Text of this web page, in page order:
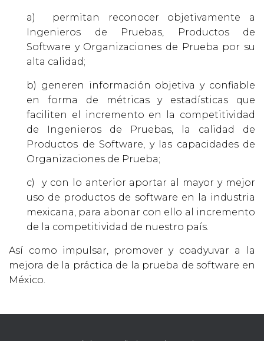
E
N
A
G
A
C
I
Ó
a) permitan reconocer objetivamente a
Ingenieros de Pruebas, Productos de
Software y Organizaciones de Prueba por su
alta calidad;
b) generen información objetiva y confiable
en forma de métricas y estadísticas que
faciliten el incremento en la competitividad
de Ingenieros de Pruebas, la calidad de
Productos de Software, y las capacidades de
Organizaciones de Prueba;
c) y con lo anterior aportar al mayor y mejor
uso de productos de software en la industria
mexicana, para abonar con ello al incremento
de la competitividad de nuestro país.
Así como impulsa r, promover y coadyuvar a
la
mejora de la práctica de la prueba de software en
México.